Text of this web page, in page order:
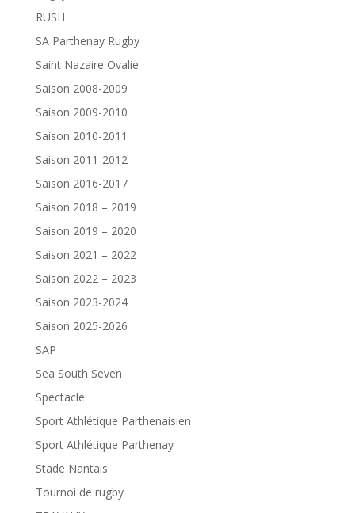
RUSH
SA Parthenay Rugby
Saint Nazaire Ovalie
Saison 2008-2009
Saison 2009-2010
Saison 2010-2011
Saison 2011-2012
Saison 2016-2017
Saison 2018 – 2019
Saison 2019 – 2020
Saison 2021 – 2022
Saison 2022 – 2023
Saison 2023-2024
Saison 2025-2026
SAP
Sea South Seven
Spectacle
Sport Athlétique Parthenaisien
Sport Athlétique Parthenay
Stade Nantais
Tournoi de rugby